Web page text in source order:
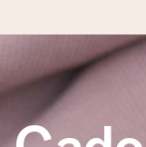
Comandă
Îți alcătuim cadoul